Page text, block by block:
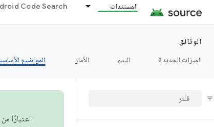
المستندات Code Search
الوثائق
الميزات الجديدة
البدء الأمان المواضيع